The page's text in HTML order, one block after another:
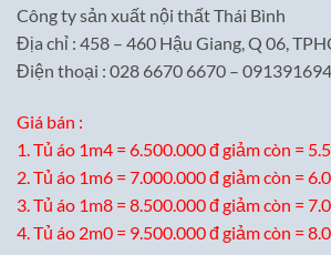
Công ty sản xuất nội thất Thái Bình
Địa chỉ : 458 – 460 Hậu Giang, Q 06,
Điện thoại : 028 6670 6670 –
Giá bán :
1. Tủ áo 1m4 = 6.500.000 đ giảm còn =
2. Tủ áo 1m6 = 7.000.000 đ giảm còn =
3. Tủ áo 1m8 = 8.500.000 đ giảm còn =
4. Tủ áo 2m0 = 9.500.000 đ giảm còn =